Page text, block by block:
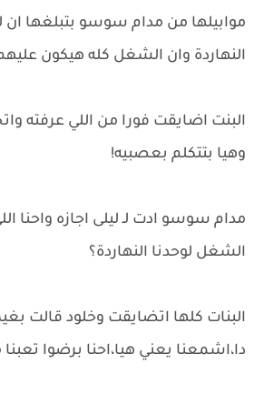
موابيلها من مدام سوسو بتبلغها ان
النهاردة وان الشغل كله هيكون
البنت اضايقت فورا من اللي عرفته
وهيا بتتكلم بعصبيه!
مدام سوسو ادت لـ ليلى اجازه واحنا
الشغل لوحدنا النهاردة؟
البنات كلها اتضايقت وخلود قالت
دا،اشمعنا يعني هيا،احنا برضوا